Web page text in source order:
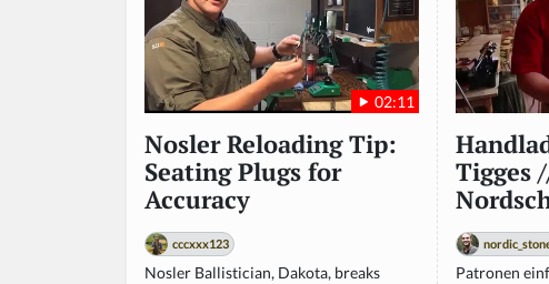
02:11
Nosler Reloading Tip:
Seating Plugs for
Accuracy
cccxxx123
Nosler Ballistician, Dakota, breaks
Tigges
Patronen